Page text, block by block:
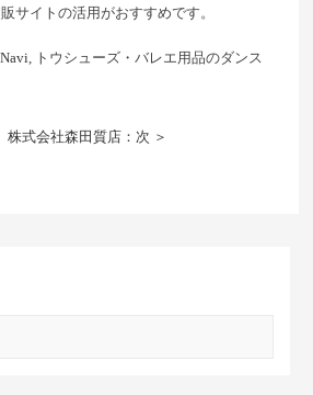
サイトの活用がおすすめです。
, トウシューズ・バレエ用品のダンス
株式会社森田質店：次 ＞